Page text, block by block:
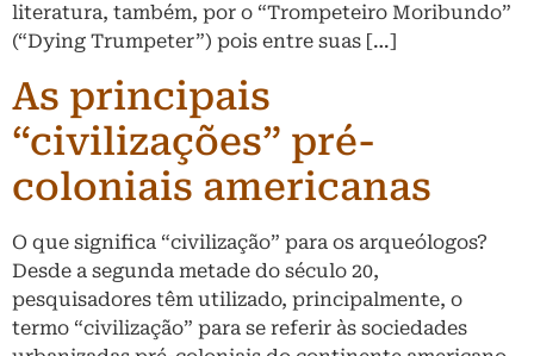
literatura, também, por o “Trompeteiro Moribundo”
(“Dying Trumpeter”) pois entre suas […]
As principais
“civilizações” pré-
coloniais americanas
O que significa “civilização” para os arqueólogos?
Desde a segunda metade do século 20,
pesquisadores têm utilizado, principalmente, o
termo “civilização” para se referir às sociedades